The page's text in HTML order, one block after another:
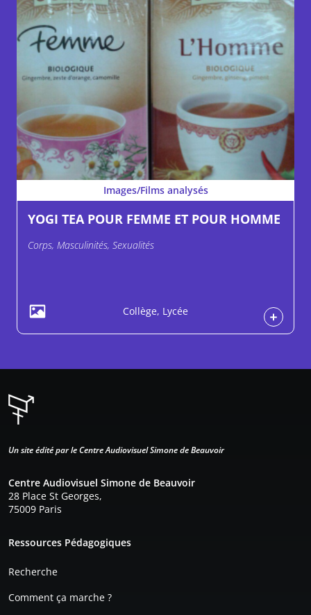
Images/Films analysés
YOGI TEA POUR FEMME ET POUR HOMME
Corps, Masculinités, Sexualités
Collège, Lycée
Un site édité par le Centre Audiovisuel Simone de Beauvoir
Centre Audiovisuel Simone de Beauvoir
28 Place St Georges,
75009 Paris
Ressources Pédagogiques
Recherche
Comment ça marche ?